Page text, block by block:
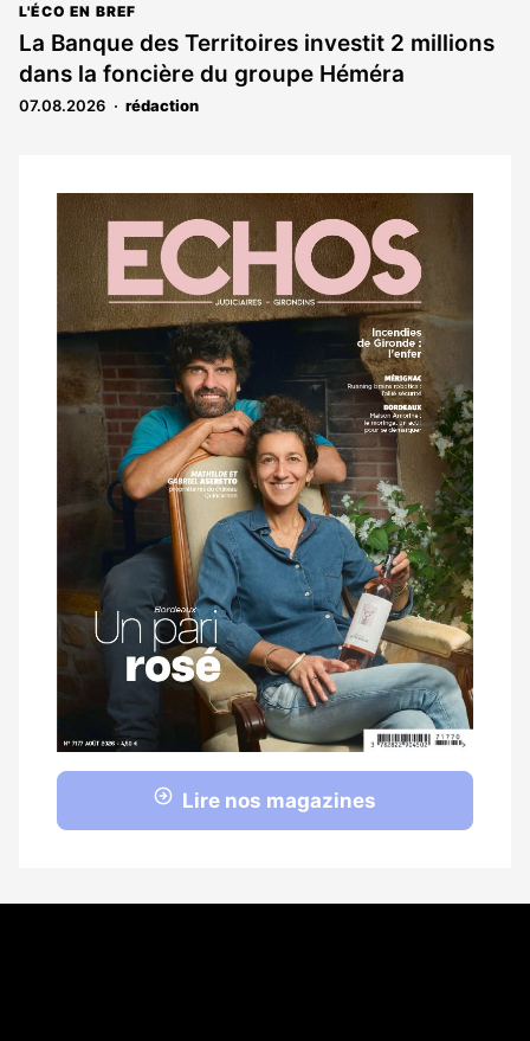
L'ÉCO EN BREF
La Banque des Territoires investit 2 millions
dans la foncière du groupe Héméra
07.08.2026 rédaction
Notre
dernier
magazine
Lire nos magazines